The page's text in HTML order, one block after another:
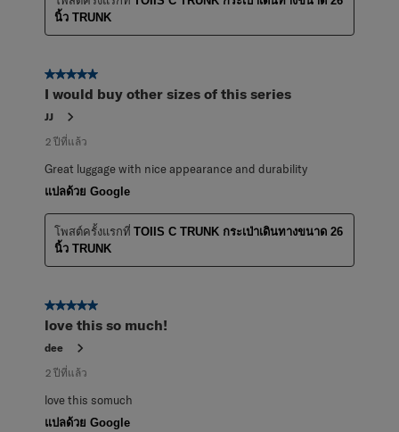
นิ้ว TRUNK
5 จาก 5 ดาว
I would buy other sizes of this series
JJ
2 ปีที่แล้ว
Great luggage with nice appearance and durability
แปลด้วย Google
โพสต์ครั้งแรกที่ TOIIS C TRUNK กระเป่าเดินทางขนาด 26
นิ้ว TRUNK
5 จาก 5 ดาว
love this so much!
dee
2 ปีที่แล้ว
love this somuch
แปลด้วย Google